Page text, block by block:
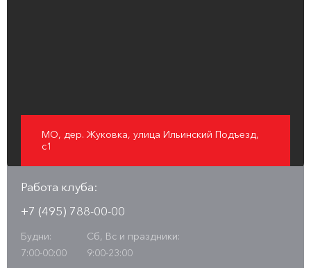
МО, дер. Жуковка, улица Ильинский Подъезд,
с1
Работа клуба:
+7 (495) 788-00-00
Будни:
7:00-00:00
Сб, Вс и праздники:
9:00-23:00